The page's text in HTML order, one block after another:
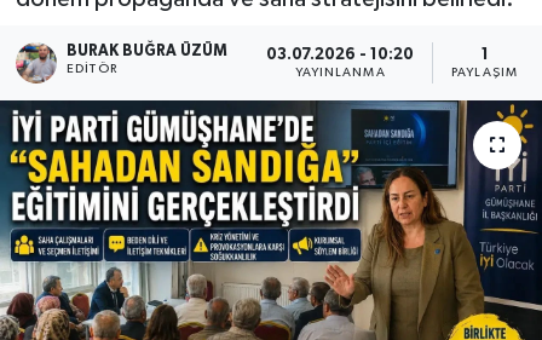
BURAK BUĞRA ÜZÜM
EDITÖR
03.07.2026 - 10:20
YAYINLANMA
1
PAYLAŞIM